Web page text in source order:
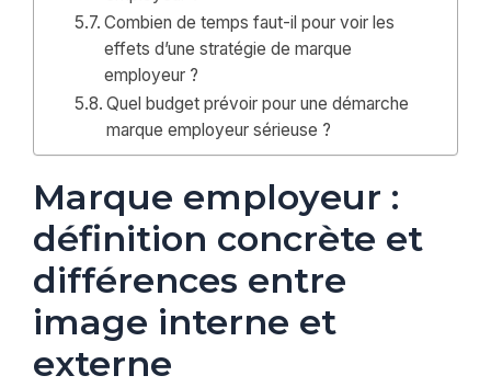
Combien de temps faut-il pour voir les
effets d’une stratégie de marque
employeur ?
Quel budget prévoir pour une démarche
marque employeur sérieuse ?
Marque employeur :
définition concrète et
différences entre
image interne et
externe